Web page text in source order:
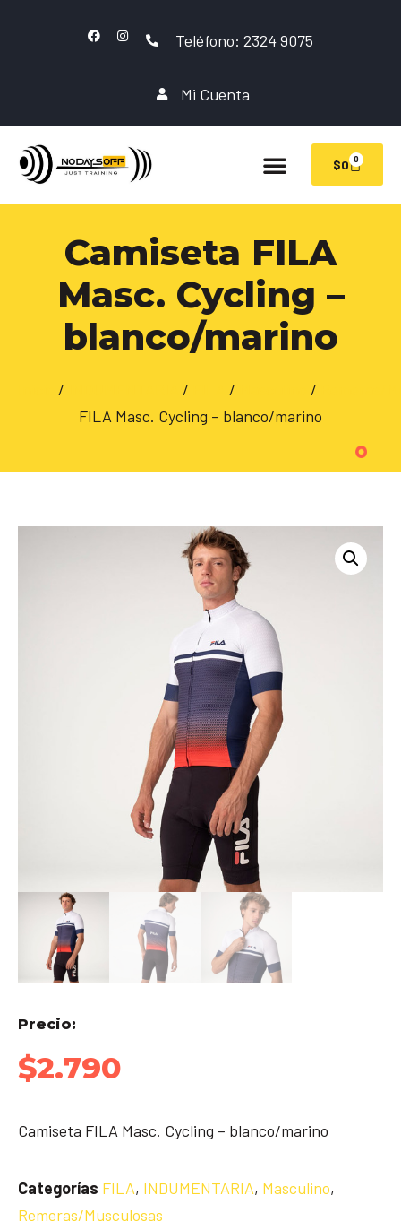
Teléfono: 2324 9075
Mi Cuenta
$0 0
Camiseta FILA
Masc. Cycling –
blanco/marino
/ / / /
FILA Masc. Cycling – blanco/marino
Precio:
$2.790
Camiseta FILA Masc. Cycling – blanco/marino
Categorías FILA, INDUMENTARIA, Masculino,
Remeras/Musculosas